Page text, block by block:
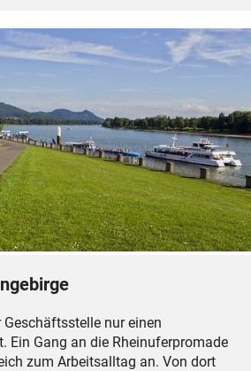
Geschäftsstelle nur einen
Ein Gang an die Rheinuferpromade
zum Arbeitsalltag an. Von dort